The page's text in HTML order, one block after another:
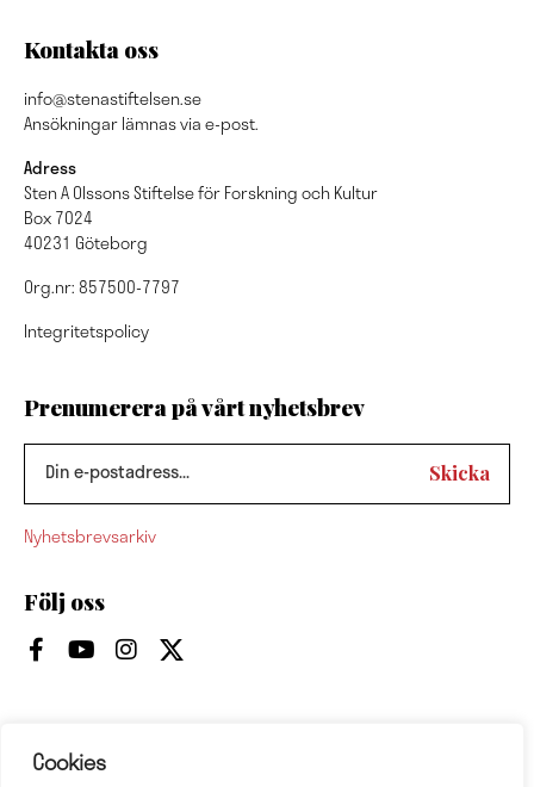
Cookies
Kontakta oss
info@stenastiftelsen.se
Ansökningar lämnas via e-post.
Adress
Sten A Olssons Stiftelse för Forskning och Kultur
Box 7024
40231 Göteborg
Org.nr: 857500-7797
Integritetspolicy
Prenumerera på vårt nyhetsbrev
Nyhetsbrevsarkiv
Följ oss